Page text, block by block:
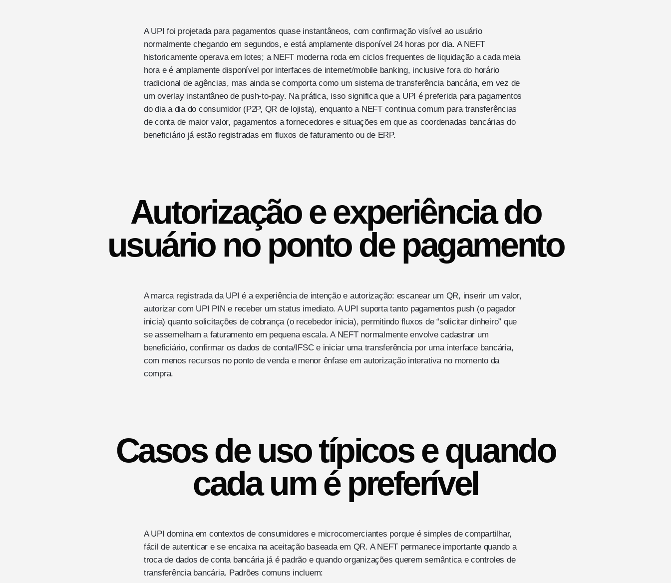
A UPI foi projetada para pagamentos quase instantâneos, com confirmação visível ao usuário
normalmente chegando em segundos, e está amplamente disponível 24 horas por dia. A NEFT
historicamente operava em lotes; a NEFT moderna roda em ciclos frequentes de liquidação a cada meia
hora e é amplamente disponível por interfaces de internet/mobile banking, inclusive fora do horário
tradicional de agências, mas ainda se comporta como um sistema de transferência bancária, em vez de
um overlay instantâneo de push-to-pay. Na prática, isso significa que a UPI é preferida para pagamentos
do dia a dia do consumidor (P2P, QR de lojista), enquanto a NEFT continua comum para transferências
de conta de maior valor, pagamentos a fornecedores e situações em que as coordenadas bancárias do
beneficiário já estão registradas em fluxos de faturamento ou de ERP.
Autorização e experiência do
usuário no ponto de pagamento
A marca registrada da UPI é a experiência de intenção e autorização: escanear um QR, inserir um valor,
autorizar com UPI PIN e receber um status imediato. A UPI suporta tanto pagamentos push (o pagador
inicia) quanto solicitações de cobrança (o recebedor inicia), permitindo fluxos de “solicitar dinheiro” que
se assemelham a faturamento em pequena escala. A NEFT normalmente envolve cadastrar um
beneficiário, confirmar os dados de conta/IFSC e iniciar uma transferência por uma interface bancária,
com menos recursos no ponto de venda e menor ênfase em autorização interativa no momento da
compra.
Casos de uso típicos e quando
cada um é preferível
A UPI domina em contextos de consumidores e microcomerciantes porque é simples de compartilhar,
fácil de autenticar e se encaixa na aceitação baseada em QR. A NEFT permanece importante quando a
troca de dados de conta bancária já é padrão e quando organizações querem semântica e controles de
transferência bancária. Padrões comuns incluem: